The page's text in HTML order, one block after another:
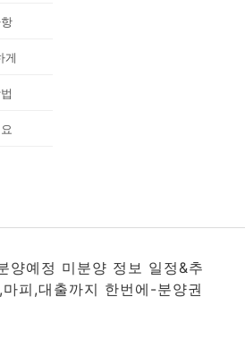
게
양예정 미분양 정보 일정&추
피,대출까지 한번에-분양권
자